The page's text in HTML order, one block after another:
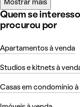
Mostrar mais
Quem se
procurou por
Apartamentos à venda
Studios e kitnets à
Casas em condomínio à